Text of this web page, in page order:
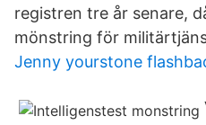
registren tre år senare,
mönstring för
Jenny yourstone